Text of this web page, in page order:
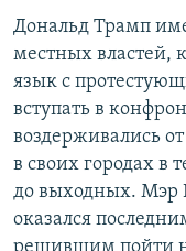
Дональд Трамп
местных властей,
язык с
вступать в
воздерживались
в своих городах в
до выходных. Мэр
оказался